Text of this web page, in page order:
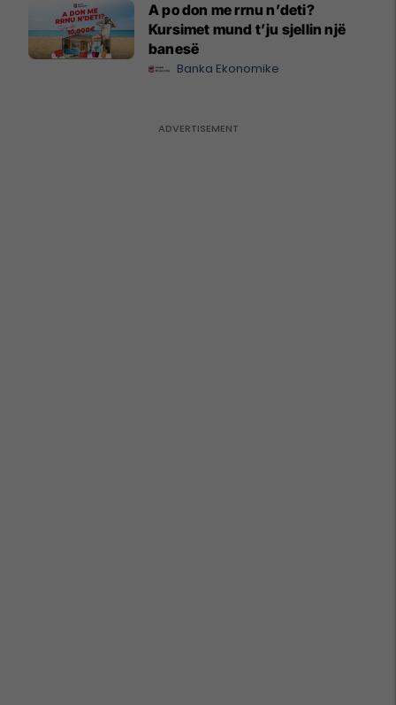
A po don me rrnu n’deti?
Kursimet mund t’ju sjellin një
banesë
Banka Ekonomike